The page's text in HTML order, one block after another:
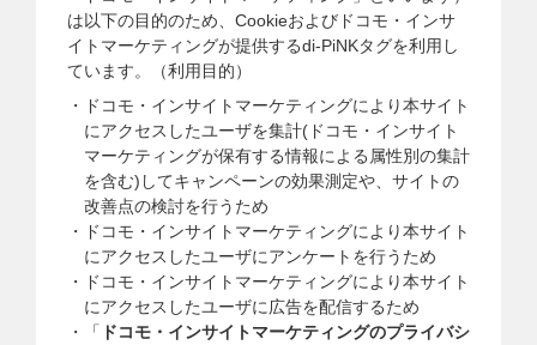
は以下の目的のため、Cookieおよびドコモ・インサ
イトマーケティングが提供するdi-PiNKタグを利用し
ています。（利用目的）
ドコモ・インサイトマーケティングにより本サイト
にアクセスしたユーザを集計(ドコモ・インサイト
マーケティングが保有する情報による属性別の集計
を含む)してキャンペーンの効果測定や、サイトの
改善点の検討を行うため
ドコモ・インサイトマーケティングにより本サイト
にアクセスしたユーザにアンケートを行うため
ドコモ・インサイトマーケティングにより本サイト
にアクセスしたユーザに広告を配信するため
「 ドコモ・インサイトマーケティングのプライバシ